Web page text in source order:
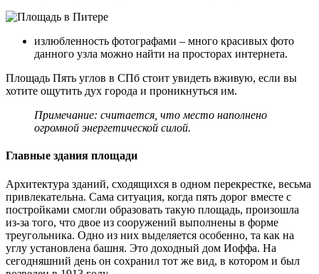
излюбленность фотографами – много красивых фото
данного узла можно найти на просторах интернета.
Площадь Пять углов в СПб стоит увидеть вживую, если вы
хотите ощутить дух города и проникнуться им.
Примечание: считается, что место наполнено
огромной энергетической силой.
Главные здания площади
Архитектура зданий, сходящихся в одном перекрестке, весьма
привлекательна. Сама ситуация, когда пять дорог вместе с
постройками смогли образовать такую площадь, произошла
из-за того, что двое из сооружений выполнены в форме
треугольника. Одно из них выделяется особенно, та как на
углу установлена башня. Это доходный дом Иоффа. На
сегодняшний день он сохранил тот же вид, в котором и был